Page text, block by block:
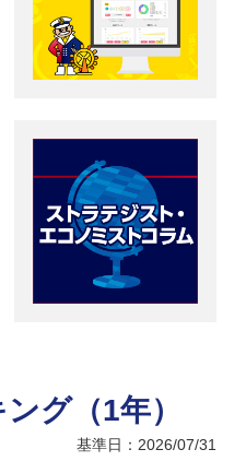
グ（1年）
基準日：2026/07/31